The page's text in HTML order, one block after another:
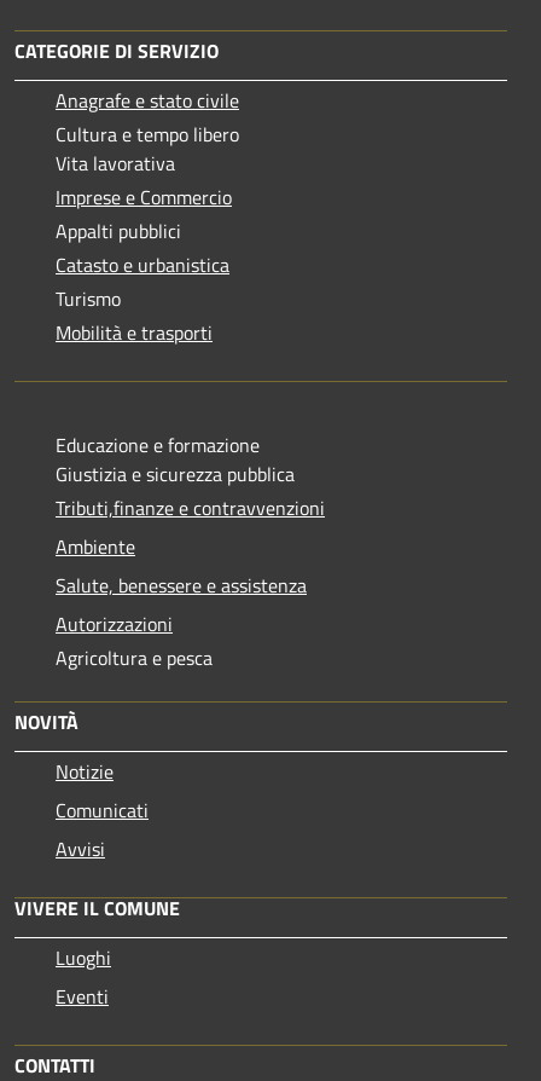
CATEGORIE DI SERVIZIO
Anagrafe e stato civile
Cultura e tempo libero
Vita lavorativa
Imprese e Commercio
Appalti pubblici
Catasto e urbanistica
Turismo
Mobilità e trasporti
Educazione e formazione
Giustizia e sicurezza pubblica
Tributi,finanze e contravvenzioni
Ambiente
Salute, benessere e assistenza
Autorizzazioni
Agricoltura e pesca
NOVITÀ
Notizie
Comunicati
Avvisi
VIVERE IL COMUNE
Luoghi
Eventi
CONTATTI